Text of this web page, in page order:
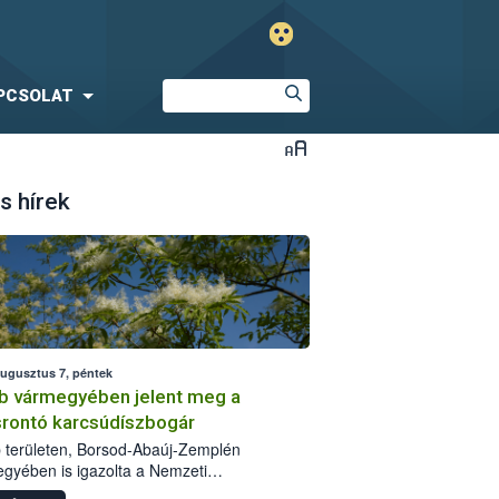
hírek
7, péntek
vármegyében jelent meg a
karcsúdíszbogár
területen, Borsod-Abaúj-Zemplén
is igazolta a Nemzeti
biztonsági Hivatal (Nébih) a